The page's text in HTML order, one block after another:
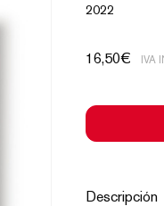
2022
16,50€ IVA
Descripción